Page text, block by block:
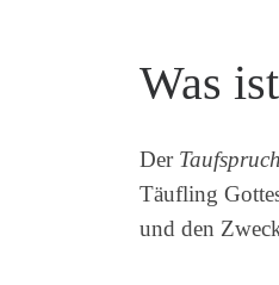
Was
Der Taufspruch
Täufling
und den